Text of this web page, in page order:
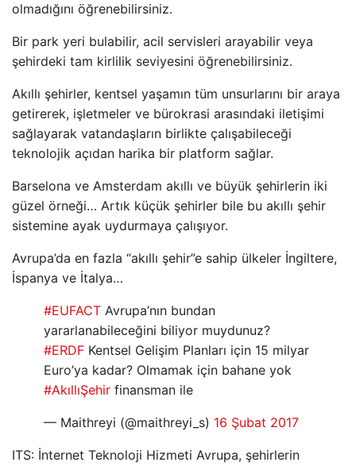
olmadığını öğrenebilirsiniz.
Bir park yeri bulabilir, acil servisleri arayabilir veya
şehirdeki tam kirlilik seviyesini öğrenebilirsiniz.
Akıllı şehirler, kentsel yaşamın tüm unsurlarını bir araya
getirerek, işletmeler ve bürokrasi arasındaki iletişimi
sağlayarak vatandaşların birlikte çalışabileceği
teknolojik açıdan harika bir platform sağlar.
Barselona ve Amsterdam akıllı ve büyük şehirlerin iki
güzel örneği… Artık küçük şehirler bile bu akıllı şehir
sistemine ayak uydurmaya çalışıyor.
Avrupa’da en fazla “akıllı şehir”e sahip ülkeler İngiltere,
İspanya ve İtalya…
#EUFACT Avrupa’nın bundan
yararlanabileceğini biliyor muydunuz?
#ERDF Kentsel Gelişim Planları için 15 milyar
Euro’ya kadar? Olmamak için bahane yok
#AkıllıŞehir finansman ile
— Maithreyi (@maithreyi_s) 16 Şubat 2017
ITS: İnternet Teknoloji Hizmeti Avrupa, şehirlerin